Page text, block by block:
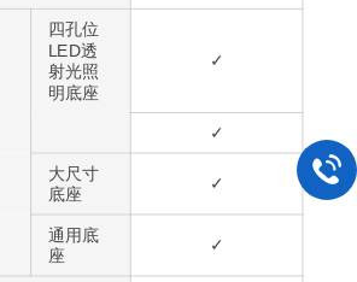
四孔位
LED透
射光照
明底座
✓
✓
大尺寸
底座
✓
通用底
座
✓